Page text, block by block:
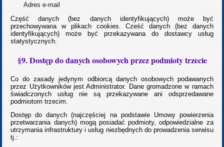
Adres e-mail
Część danych (bez danych identyfikujących) może być
przechowywana w plikach cookies. Cześć danych (bez danych
identyfikujących) może być przekazywana do dostawcy usług
statystycznych.
§9. Dostęp do danych osobowych przez podmioty trzecie
Co do zasady jedynym odbiorcą danych osobowych podawanych
przez Użytkowników jest Administrator. Dane gromadzone w ramach
świadczonych usług nie są przekazywane ani odsprzedawane
podmiotom trzecim.
Dostęp do danych (najczęściej na podstawie Umowy powierzenia
przetwarzania danych) mogą posiadać podmioty, odpowiedzialne za
utrzymania infrastruktury i usług niezbędnych do prowadzenia serwisu
tj.: